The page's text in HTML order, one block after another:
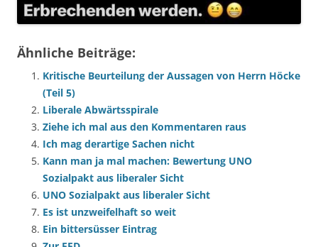
Ähnliche Beiträge:
Kritische Beurteilung der Aussagen von Herrn Höcke
(Teil 5)
Liberale Abwärtsspirale
Ziehe ich mal aus den Kommentaren raus
Ich mag derartige Sachen nicht
Kann man ja mal machen: Bewertung UNO
Sozialpakt aus liberaler Sicht
UNO Sozialpakt aus liberaler Sicht
Es ist unzweifelhaft so weit
Ein bittersüsser Eintrag